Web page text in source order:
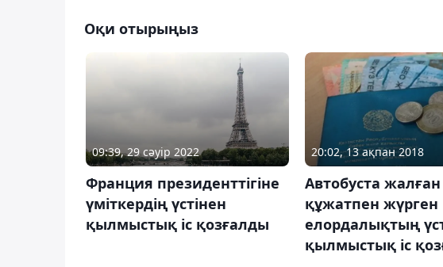
Оқи отырыңыз
09:39, 29 сәуір 2022
Франция президенттігіне
үміткердің үстінен
қылмыстық іс қозғалды
20:02, 13 ақпан 2018
Автобуста жалған
құжатпен жүрген
елордалықтың
қылмыстық іс